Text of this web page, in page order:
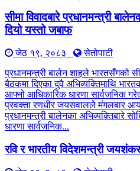
सीमा विवादबारे प्रधानमन्त्री
दियो यस्तो जबाफ
जेठ १९, २०८३
सेतोपाटी
प्रधानमन्त्री बालेन शाहले भारतसँगको
बैठकमा दिएका दुवै अभिव्यक्तिमाथि
आफ्नो आधिकारिक धारणा सार्वजनिक
प्रवक्ता रणधीर जयसवालले मंगलबार
प्रधानमन्त्री बालेनका अभिव्यक्तिबारे
धारणा सार्वजनिक...
रवि र भारतीय विदेशमन्त्री